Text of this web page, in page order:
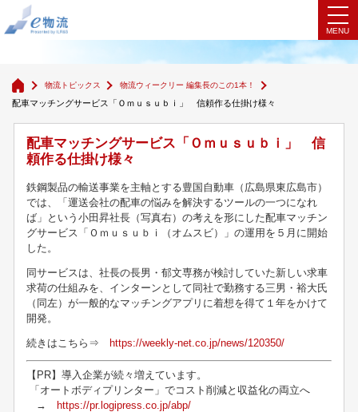
物流ウィークリー 編集長のこの1本！
物流トピックス 物流ウィークリー 編集長のこの1本！
配車マッチングサービス「Ｏｍｕｓｕｂｉ」 信頼作る仕掛け様々
配車マッチングサービス「Ｏｍｕｓｕｂｉ」 信
頼作る仕掛け様々
鉄鋼製品の輸送事業を主軸とする豊国自動車（広島県東広島市）
では、「運送会社の配車の悩みを解決するツールの一つになれ
ば」という小田昇社長（写真右）の考えを形にした配車マッチン
グサービス「Ｏｍｕｓｕｂｉ（オムスビ）」の運用を５月に開始
した。
同サービスは、社長の長男・郁文専務が検討していた新しい求車
求荷の仕組みを、インターンとして同社で勤務する三男・裕大氏
（同左）が一般的なマッチングアプリに着想を得て１年をかけて
開発。
続きはこちら⇒ https://weekly-net.co.jp/news/120350/
【PR】導入企業が続々増えています。
「オートボディプリンター」でコスト削減と収益化の両立へ
→https://pr.logipress.co.jp/abp/